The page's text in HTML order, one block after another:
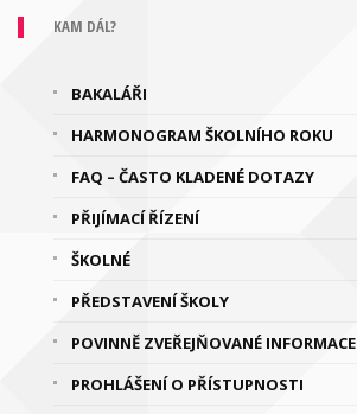
KAM DÁL?
BAKALÁŘI
HARMONOGRAM ŠKOLNÍHO ROKU
FAQ – ČASTO KLADENÉ DOTAZY
PŘIJÍMACÍ ŘÍZENÍ
ŠKOLNÉ
PŘEDSTAVENÍ ŠKOLY
POVINNĚ ZVEŘEJŇOVANÉ INFORMACE
PROHLÁŠENÍ O PŘÍSTUPNOSTI